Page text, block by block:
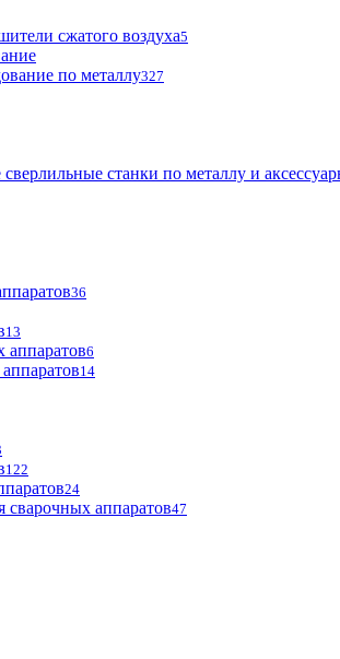
сжатого воздуха5
по металлу327
станки по металлу и
36
13
аппаратов6
14
122
24
аппаратов47